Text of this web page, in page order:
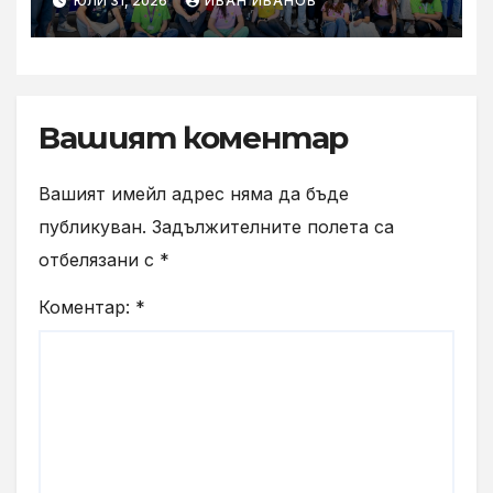
Vivacom се срещнаха с
Главния изпълнителен
Вашият коментар
Вашият имейл адрес няма да бъде
публикуван. Задължителните полета са
отбелязани с *
Коментар: *